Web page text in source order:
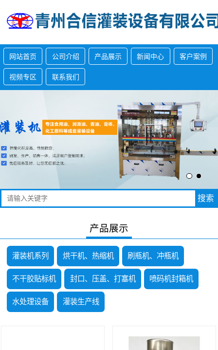
网站首页 公司介绍 产品展示 新闻中心 客户案例
视频专区 联系我们
产品展示
灌装机系列 烘干机、热缩机 刷瓶机、冲瓶机
不干胶贴标机 封口、压盖、打塞机 喷码机封箱机
水处理设备 灌装生产线